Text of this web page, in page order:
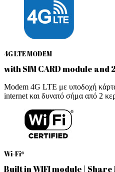
4G LTE MODEM
with SIM CARD module and
Modem 4G LTE με υποδοχή
internet και δυνατό σήμα από 2
Wi-Fi®
Built in WIFI module |